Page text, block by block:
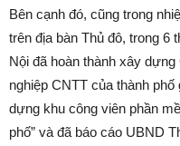
Bên cạnh đó, cũng trong
trên địa bàn Thủ đô, trong 6
Nội đã hoàn thành xây
nghiệp CNTT của thành phố
dựng khu công viên phần
phố” và đã báo cáo UBND